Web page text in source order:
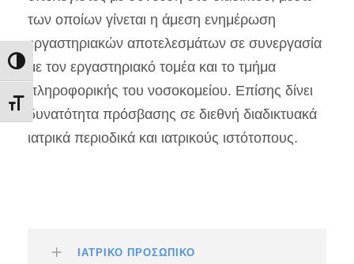
Εναλλαγή Υψηλής Αντίθεσης
Εναλλαγή Μεγέθους Γραμμάτων
των οποίων γίνεται η άμεση ενημέρωση
εργαστηριακών αποτελεσμάτων σε συνεργασία
με τον εργαστηριακό τομέα και το τμήμα
πληροφορικής του νοσοκομείου. Επίσης δίνει
δυνατότητα πρόσβασης σε διεθνή διαδικτυακά
ιατρικά περιοδικά και ιατρικούς ιστότοπους.
ΙΑΤΡΙΚΟ ΠΡΟΣΩΠΙΚΟ